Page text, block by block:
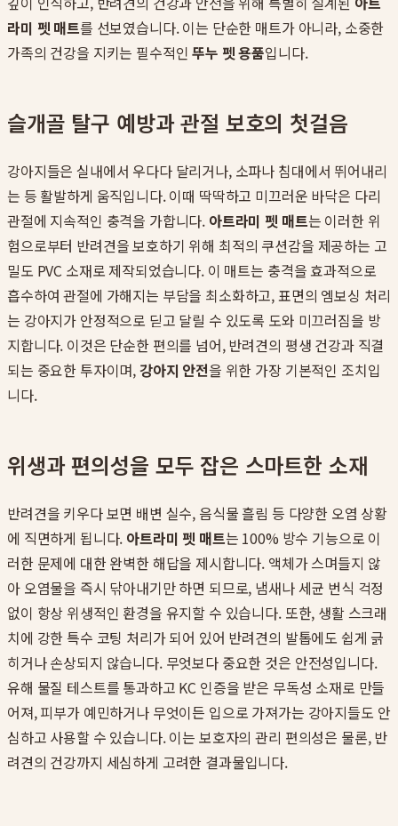
라미 펫 매트를 선보였습니다. 이는 단순한 매트가 아니라, 소중한
가족의 건강을 지키는 필수적인뚜누 펫 용품입니다.
슬개골 탈구 예방과 관절 보호의 첫걸음
강아지들은 실내에서 우다다 달리거나, 소파나 침대에서 뛰어내리
는 등 활발하게 움직입니다. 이때 딱딱하고 미끄러운 바닥은 다리
관절에 지속적인 충격을 가합니다. 아트라미 펫 매트는 이러한 위
험으로부터 반려견을 보호하기 위해 최적의 쿠션감을 제공하는 고
밀도 PVC 소재로 제작되었습니다. 이 매트는 충격을 효과적으로
흡수하여 관절에 가해지는 부담을 최소화하고, 표면의 엠보싱 처리
는 강아지가 안정적으로 딛고 달릴 수 있도록 도와 미끄러짐을 방
지합니다. 이것은 단순한 편의를 넘어, 반려견의 평생 건강과 직결
되는 중요한 투자이며, 강아지 안전을 위한 가장 기본적인 조치입
니다.
위생과 편의성을 모두 잡은 스마트한 소재
반려견을 키우다 보면 배변 실수, 음식물 흘림 등 다양한 오염 상황
에 직면하게 됩니다. 아트라미 펫 매트는 100% 방수 기능으로 이
러한 문제에 대한 완벽한 해답을 제시합니다. 액체가 스며들지 않
아 오염물을 즉시 닦아내기만 하면 되므로, 냄새나 세균 번식 걱정
없이 항상 위생적인 환경을 유지할 수 있습니다. 또한, 생활 스크래
치에 강한 특수 코팅 처리가 되어 있어 반려견의 발톱에도 쉽게 긁
히거나 손상되지 않습니다. 무엇보다 중요한 것은 안전성입니다.
유해 물질 테스트를 통과하고 KC 인증을 받은 무독성 소재로 만들
어져, 피부가 예민하거나 무엇이든 입으로 가져가는 강아지들도 안
심하고 사용할 수 있습니다. 이는 보호자의 관리 편의성은 물론, 반
려견의 건강까지 세심하게 고려한 결과물입니다.